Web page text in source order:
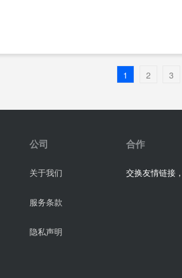
1 2 3
公司
关于我们
服务条款
隐私声明
合作
交换友情链接